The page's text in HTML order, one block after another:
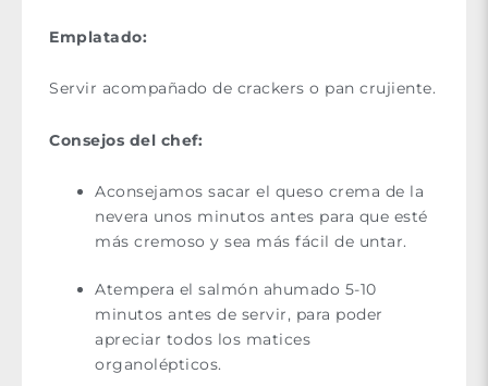
Emplatado:
Servir acompañado de crackers o pan crujiente.
Consejos del chef:
Aconsejamos sacar el queso crema de la
nevera unos minutos antes para que esté
más cremoso y sea más fácil de untar.
Atempera el salmón ahumado 5-10
minutos antes de servir, para poder
apreciar todos los matices
organolépticos.